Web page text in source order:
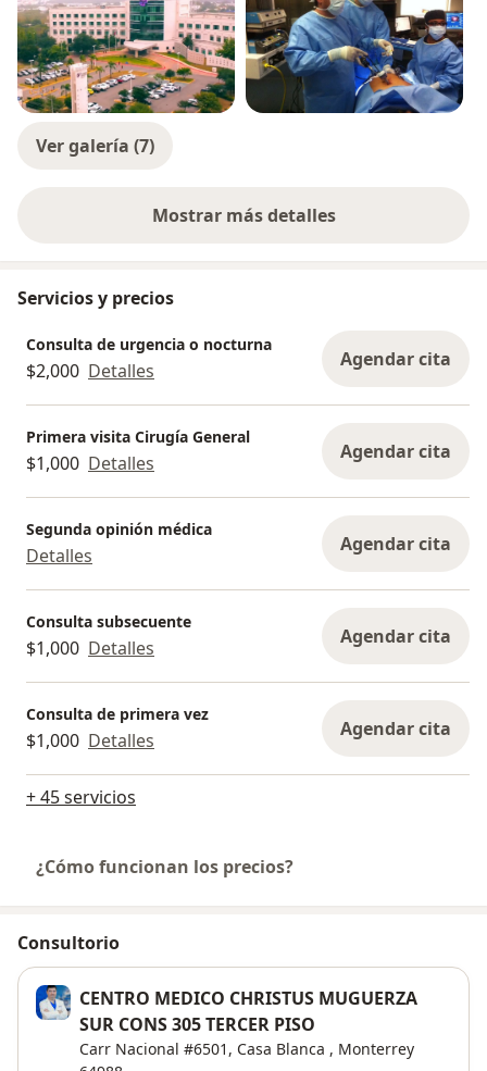
Ver galería (7)
Mostrar más detalles
sobre la experiencia
Servicios y precios
Consulta de urgencia o nocturna
$2,000 Detalles Agendar cita
Primera visita Cirugía General
$1,000 Detalles Agendar cita
Segunda opinión médica
Detalles Agendar cita
Consulta subsecuente
$1,000 Detalles Agendar cita
Consulta de primera vez
$1,000 Detalles Agendar cita
+ 45 servicios
¿Cómo funcionan los precios?
Consultorio
CENTRO MEDICO CHRISTUS MUGUERZA
SUR CONS 305 TERCER PISO
Carr Nacional #6501, Casa Blanca , Monterrey